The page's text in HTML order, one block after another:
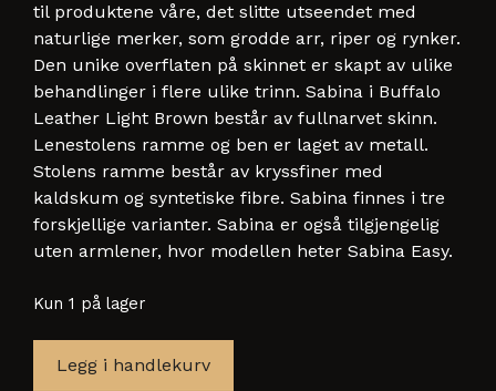
til produktene våre, det slitte utseendet med
naturlige merker, som grodde arr, riper og rynker.
Den unike overflaten på skinnet er skapt av ulike
behandlinger i flere ulike trinn. Sabina i Buffalo
Leather Light Brown består av fullnarvet skinn.
Lenestolens ramme og ben er laget av metall.
Stolens ramme består av kryssfiner med
kaldskum og syntetiske fibre. Sabina finnes i tre
forskjellige varianter. Sabina er også tilgjengelig
uten armlener, hvor modellen heter Sabina Easy.
Kun 1 på lager
SABINA
Legg i handlekurv